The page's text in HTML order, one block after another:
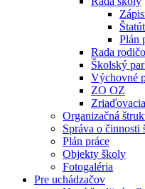
Plán
Rada
Školský
Výchovné
ZO OZ
Organizačná
Správa o činnosti
Plán práce
Objekty školy
Fotogaléria
Pre uchádzačov